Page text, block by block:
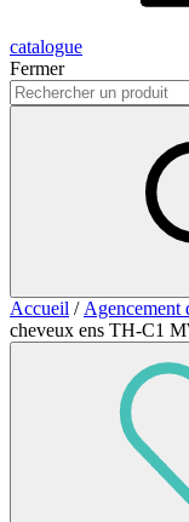
catalogue
Fermer
Accueil / Agencement
cheveux ens TH-C1